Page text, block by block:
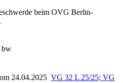
beim OVG Berlin-
bw
24.04.2025 VG 32 L 25/25; VG